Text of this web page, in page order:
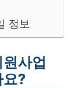
정보
사업
?